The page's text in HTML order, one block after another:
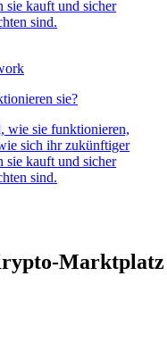
kauft und sicher
sind.
sie?
wie sie funktionieren,
sich ihr zukünftiger
kauft und sicher
sind.
Marktplatz